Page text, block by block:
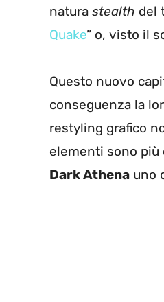
natura stealth del
Quake” o, visto il
Questo nuovo
conseguenza la
restyling grafico
elementi sono
Dark Athena uno